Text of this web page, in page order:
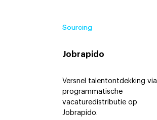
Sourcing
Jobrapido
Versnel talentontdekking via
programmatische
vacaturedistributie op
Jobrapido.